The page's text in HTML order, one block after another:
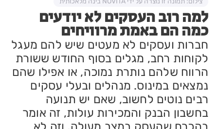
למה רוב העסקים לא יודעים
כמה הם באמת מרוויחים
חברות ועסקים לא מעטים שיש להם מעגל
לקוחות רחב, מגלים בסוף החודש ששורת
הרווח שלהם נותרת נמוכה, או אפילו שהם
נמצאים במינוס. מנהלים ובעלי עסקים
רבים נוטים לחשוב, שאם יש תנועה
בחשבון הבנק והמכירות עולות, זה אומר